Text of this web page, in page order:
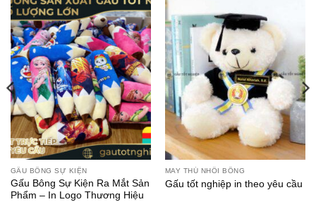
GẤU BÔNG SỰ KIỆN
Gấu Bông Sự Kiện Ra Mắt Sản
Phẩm – In Logo Thương Hiệu
MAY THÚ NHỒI BÔNG
Gấu tốt nghiệp in theo yêu cầu